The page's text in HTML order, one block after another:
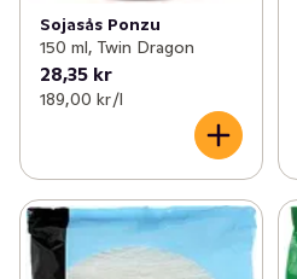
Sojasås Ponzu
150 ml, Twin Dragon
28,35 kr
189,00 kr /l